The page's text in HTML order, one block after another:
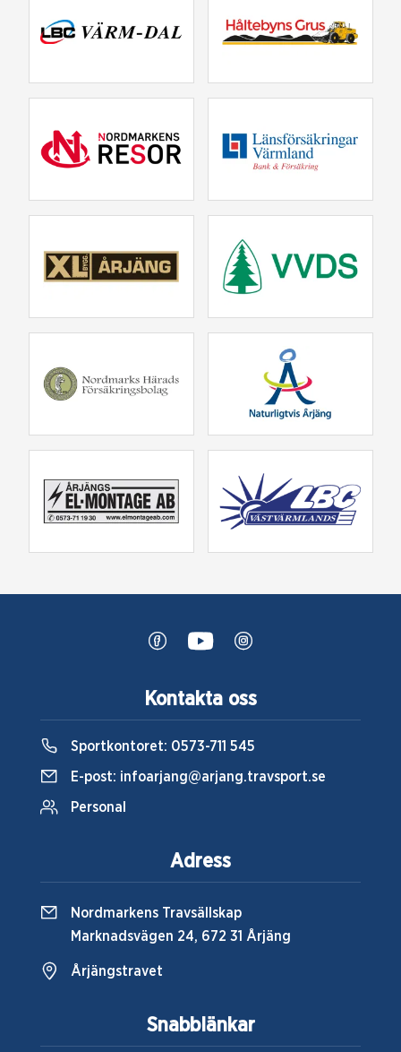
Snabblänkar
Kontakta oss
Sportkontoret: 0573-711 545
E-post: infoarjang@arjang.travsport.se
Personal
Adress
Nordmarkens Travsällskap
Marknadsvägen 24, 672 31 Årjäng
Årjängstravet